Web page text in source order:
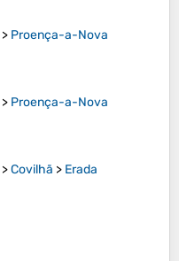
> Proença-a-Nova
> Proença-a-Nova
>Covilhã > Erada